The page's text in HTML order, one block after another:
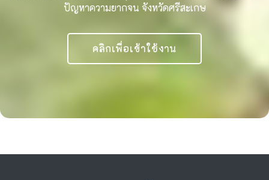
ปัญหาความยากจน จังหวัดศรีสะเกษ
คลิกเพื่อเข้าใช้งาน